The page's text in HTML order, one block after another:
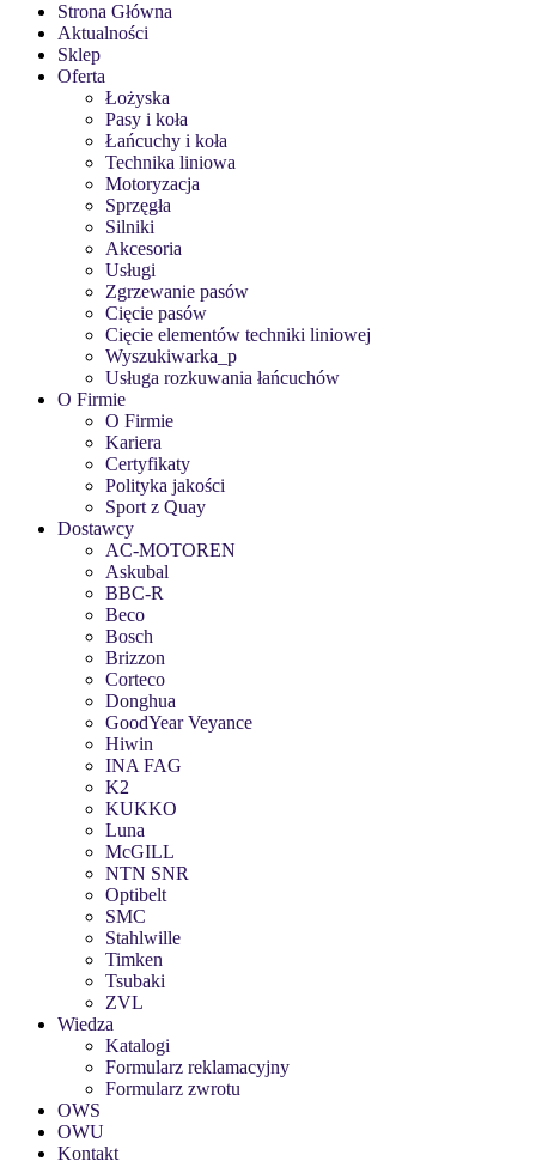
Strona Główna
Aktualności
Sklep
Oferta
Łożyska
Pasy i koła
Łańcuchy i koła
Technika liniowa
Motoryzacja
Sprzęgła
Silniki
Akcesoria
Usługi
Zgrzewanie pasów
Cięcie pasów
Cięcie elementów techniki liniowej
Wyszukiwarka_p
Usługa rozkuwania łańcuchów
O Firmie
O Firmie
Kariera
Certyfikaty
Polityka jakości
Sport z Quay
Dostawcy
AC-MOTOREN
Askubal
BBC-R
Beco
Bosch
Brizzon
Corteco
Donghua
GoodYear Veyance
Hiwin
INA FAG
K2
KUKKO
Luna
McGILL
NTN SNR
Optibelt
SMC
Stahlwille
Timken
Tsubaki
ZVL
Wiedza
Katalogi
Formularz reklamacyjny
Formularz zwrotu
OWS
OWU
Kontakt